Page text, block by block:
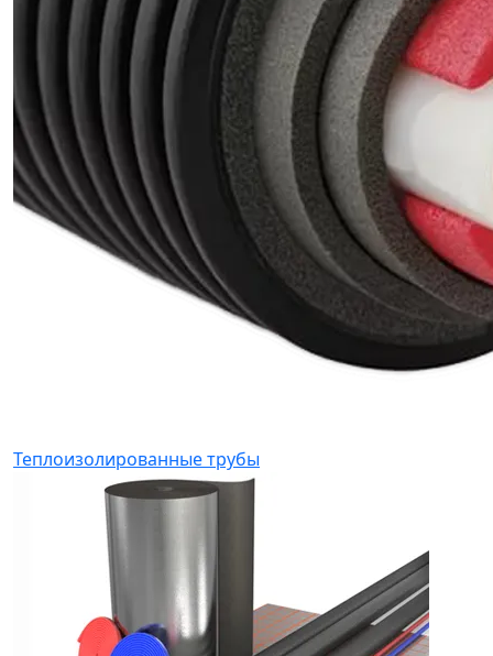
Теплоизолированные трубы